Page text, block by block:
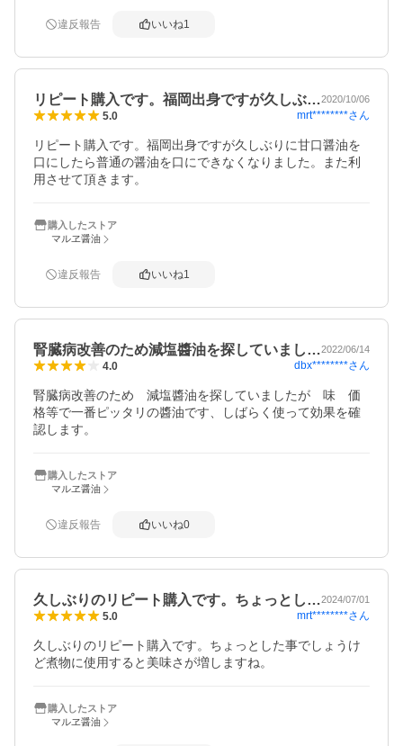
違反報告 いいね1
リピート購入です。福岡出身ですが久しぶ…2020/10/06
5.0 mrt********さん
リピート購入です。福岡出身ですが久しぶりに甘口醤油を
口にしたら普通の醤油を口にできなくなりました。また利
用させて頂きます。
購入したストア
マルヱ醤油
違反報告 いいね1
腎臓病改善のため減塩醬油を探していまし…2022/06/14
4.0 dbx********さん
腎臓病改善のため　減塩醬油を探していましたが　味　価
格等で一番ピッタリの醬油です、しばらく使って効果を確
認します。
購入したストア
マルヱ醤油
違反報告 いいね0
久しぶりのリピート購入です。ちょっとし…2024/07/01
5.0 mrt********さん
久しぶりのリピート購入です。ちょっとした事でしょうけ
ど煮物に使用すると美味さが増しますね。
購入したストア
マルヱ醤油